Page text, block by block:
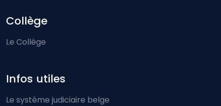
Collège
Le Collège
Infos utiles
Le système judiciaire belge